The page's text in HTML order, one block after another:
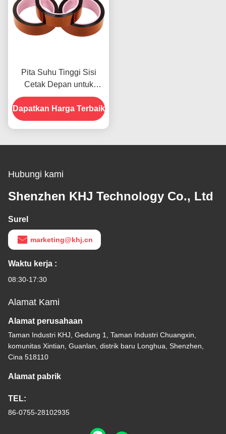
Pita Suhu Tinggi Sisi
Cetak Depan untuk
Produk Dalam Stok
Dapatkan Harga Terbaik
Hubungi kami
Shenzhen KHJ Technology Co., Ltd
Surel
marketing@khj.cn
Waktu kerja :
08:30-17:30
Alamat Kami
Alamat perusahaan
Taman Industri KHJ, Gedung 1, Taman Industri Chuangxin,
komunitas Xintian, Guanlan, distrik baru Longhua, Shenzhen,
Cina 518110
Alamat pabrik
TEL:
86-0755-28102935